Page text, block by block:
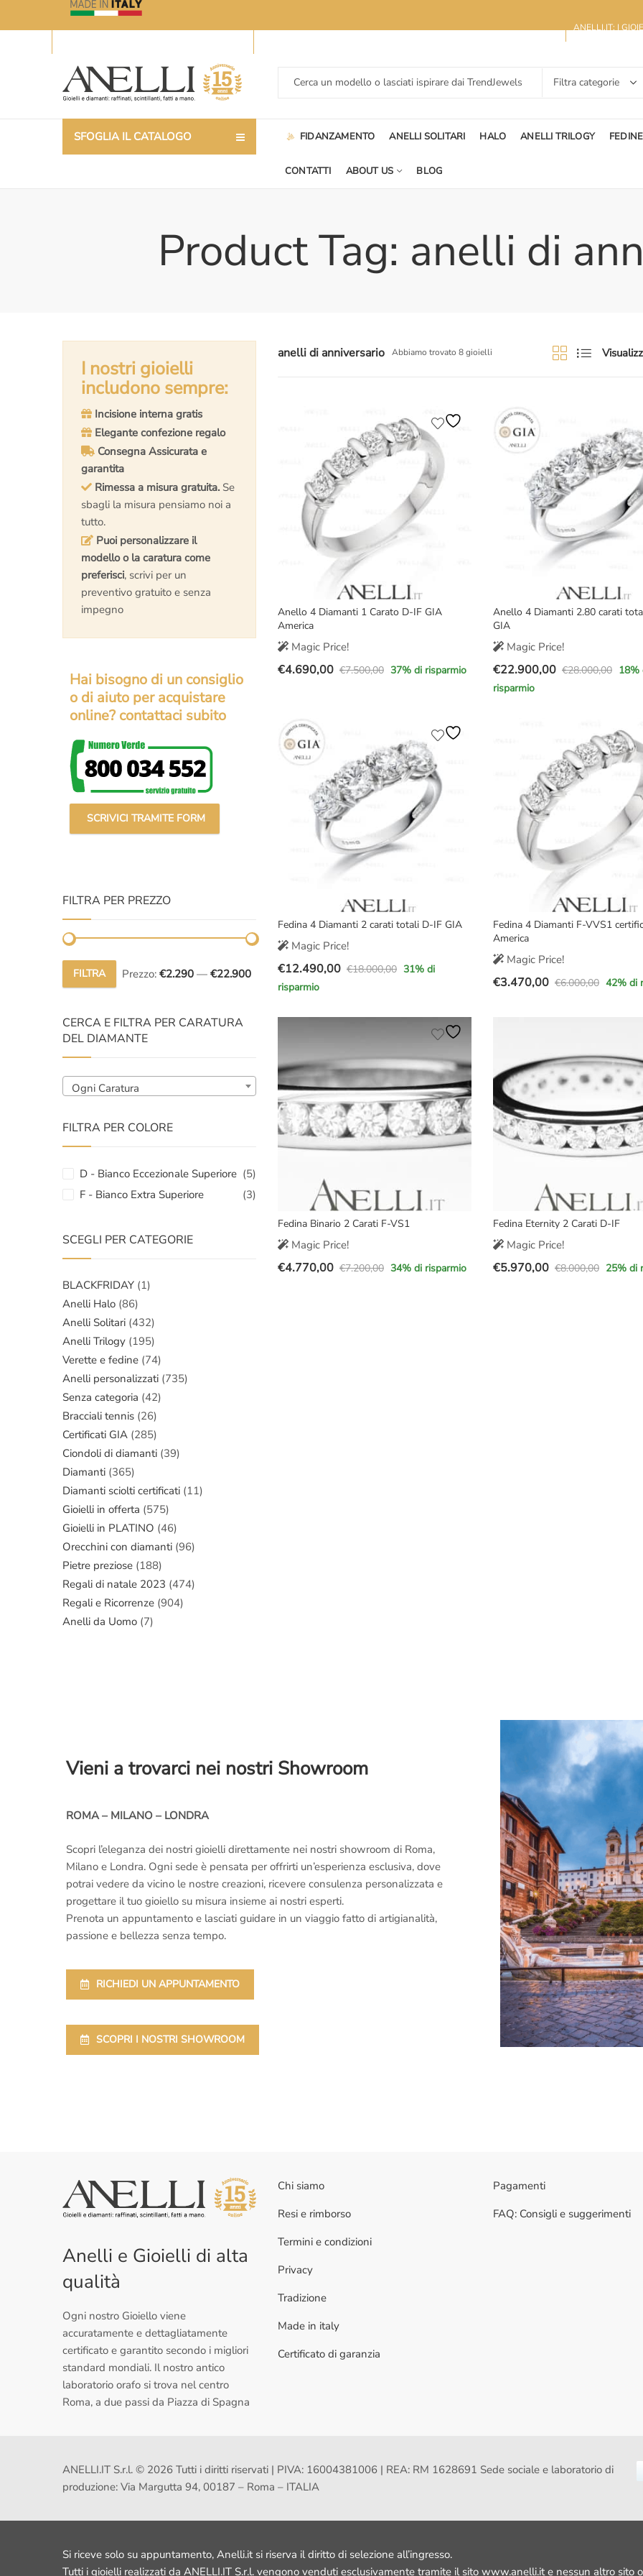
ANELLI.IT: I
SFOGLIA IL CATALOGO FIDANZAMENTO ANELLI SOLITARI HALO ANELLI TRILOGY FEDINE
CONTATTI ABOUT US BLOG
Product Tag: anelli di
anelli di anniversario Abbiamo trovato 8 gioielli
Anello 4 Diamanti 1 Carato D-IF GIA
America
Magic Price!
€7.500,00
Il
era:
€7.500,00.
€4.690,00
Il
è:
€4.690,00.
37% di risparmio
Anello 4 Diamanti 2.80 carati
GIA
Magic Price!
€28.000,00
Il
prezzo
€22.900,00
Il
prezzo
18%
risparmio
Fedina 4 Diamanti 2 carati totali D-IF GIA
Magic Price!
€18.000,00
Il
prezzo
originale
€12.490,00
Il
prezzo
attuale
31% di
risparmio
Fedina 4 Diamanti F-VVS1
America
Magic Price!
€6.000,00
Il
€6.000,00.
€3.470,00
Il
€3.470,00.
42% di
Fedina Binario 2 Carati F-VS1
Magic Price!
€7.200,00
Il
€4.770,00
Il
34% di risparmio
Fedina Eternity 2 Carati D-IF
Magic Price!
€8.000,00
Il
€5.970,00
Il
25% di
I nostri gioielli
includono sempre:
Incisione interna gratis
Elegante confezione regalo
Consegna Assicurata e
garantita
Rimessa a misura gratuita. Se
sbagli la misura pensiamo noi a
tutto.
Puoi personalizzare il
modello o la caratura come
preferisci, scrivi per un
preventivo gratuito e senza
impegno
Hai bisogno di un consiglio
o di aiuto per acquistare
online? contattaci subito
SCRIVICI TRAMITE FORM
FILTRA PER PREZZO
Prezzo
Prezzo
FILTRA Prezzo: €2.290— €22.900
CERCA E FILTRA PER CARATURA
DEL DIAMANTE
Ogni Caratura
FILTRA PER COLORE
D - Bianco Eccezionale Superiore (5)
F - Bianco Extra Superiore
(3)
SCEGLI PER CATEGORIE
BLACKFRIDAY (1)
Anelli Halo (86)
Anelli Solitari (432)
Anelli Trilogy (195)
Verette e fedine (74)
Anelli personalizzati (735)
Senza categoria (42)
Bracciali tennis (26)
Certificati GIA (285)
Ciondoli di diamanti (39)
Diamanti (365)
Diamanti sciolti certificati (11)
Gioielli in offerta (575)
Gioielli in PLATINO (46)
Orecchini con diamanti (96)
Pietre preziose (188)
Regali di natale 2023 (474)
Regali e Ricorrenze (904)
Anelli da Uomo (7)
Vieni a trovarci nei nostri Showroom
ROMA – MILANO – LONDRA
Scopri l’eleganza dei nostri gioielli direttamente nei nostri showroom di Roma,
Milano e Londra. Ogni sede è pensata per offrirti un’esperienza esclusiva, dove
potrai vedere da vicino le nostre creazioni, ricevere consulenza personalizzata e
progettare il tuo gioiello su misura insieme ai nostri esperti.
Prenota un appuntamento e lasciati guidare in un viaggio fatto di artigianalità,
passione e bellezza senza tempo.
RICHIEDI UN APPUNTAMENTO
SCOPRI I NOSTRI SHOWROOM
Anelli e Gioielli di alta
qualità
Ogni nostro Gioiello viene
accuratamente e dettagliatamente
certificato e garantito secondo i migliori
standard mondiali. Il nostro antico
laboratorio orafo si trova nel centro
Roma, a due passi da Piazza di Spagna
Chi siamo
Resi e rimborso
Termini e condizioni
Privacy
Tradizione
Made in italy
Certificato di garanzia
Pagamenti
FAQ: Consigli e suggerimenti
ANELLI.IT S.r.l. © 2026 Tutti i diritti riservati | PIVA: 16004381006 | REA: RM 1628691 Sede sociale e laboratorio di
produzione: Via Margutta 94, 00187 – Roma – ITALIA
Si riceve solo su appuntamento, Anelli.it si riserva il diritto di selezione all’ingresso.
Tutti i gioielli realizzati da ANELLI.IT S.r.l. vengono venduti esclusivamente tramite il sito www.anelli.it e nessun altro